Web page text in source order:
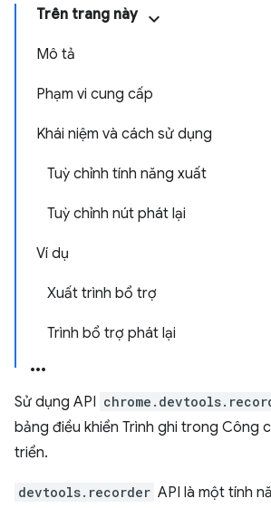
Trên trang này
Mô tả
Phạm vi cung cấp
Khái niệm và cách sử dụng
Tuỳ chỉnh tính năng xuất
Tuỳ chỉnh nút phát lại
Ví dụ
Xuất trình bổ trợ
Trình bổ trợ phát lại
Sử dụng API
bảng điều khiển Trình ghi trong Công
triển.
devtools.recorder API là một tính